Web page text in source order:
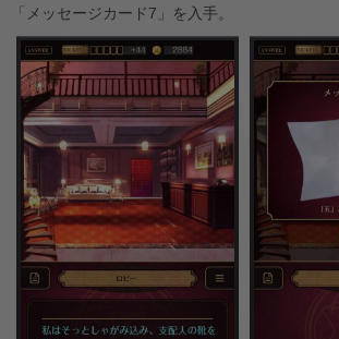
「メッセージカード7」を入手。